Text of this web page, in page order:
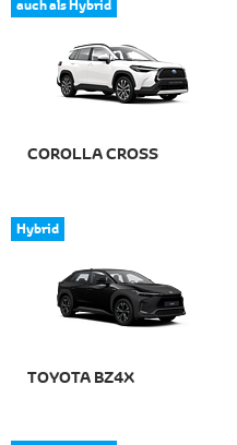
auch als Hybrid
COROLLA CROSS
Hybrid
TOYOTA BZ4X